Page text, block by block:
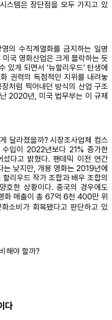
스템은 장단점을 모두 가지고 있
의 수직계열화를 금지하는 일명
미국 영화산업은 크게 몰락하는 듯
있게 되면서 ‘뉴할리우드’ 탄생에
권력의 독점적인 지위를 내려놓
처럼 찍어내던 방식의 산업 구조
2020년, 미국 법무부는 이 규제
달라졌을까? 시장조사업체 컴스
입이 2022년보다 21% 증가한
다고 밝혔다. 팬데믹 이전 연간
낮지만, 개봉 영화는 2019년에
리우드 작가 조합과 배우 조합의
호한 상황이다. 중국의 경우에도
화 매출이 총 67억 6천 400만 위
소비가 회복됐다고 판단하고 있
해야 할까?
다